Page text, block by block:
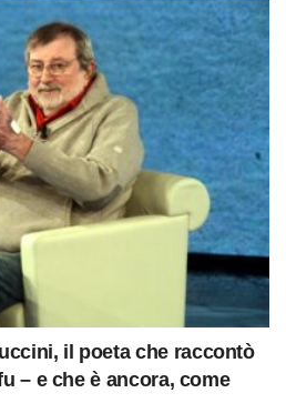
il poeta che raccontò
– e che è ancora, come